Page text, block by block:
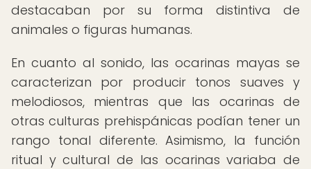
destacaban por su forma distintiva de
animales o figuras humanas.
En cuanto al sonido, las ocarinas mayas se
caracterizan por producir tonos suaves y
melodiosos, mientras que las ocarinas de
otras culturas prehispánicas podían tener un
rango tonal diferente. Asimismo, la función
ritual y cultural de las ocarinas variaba de